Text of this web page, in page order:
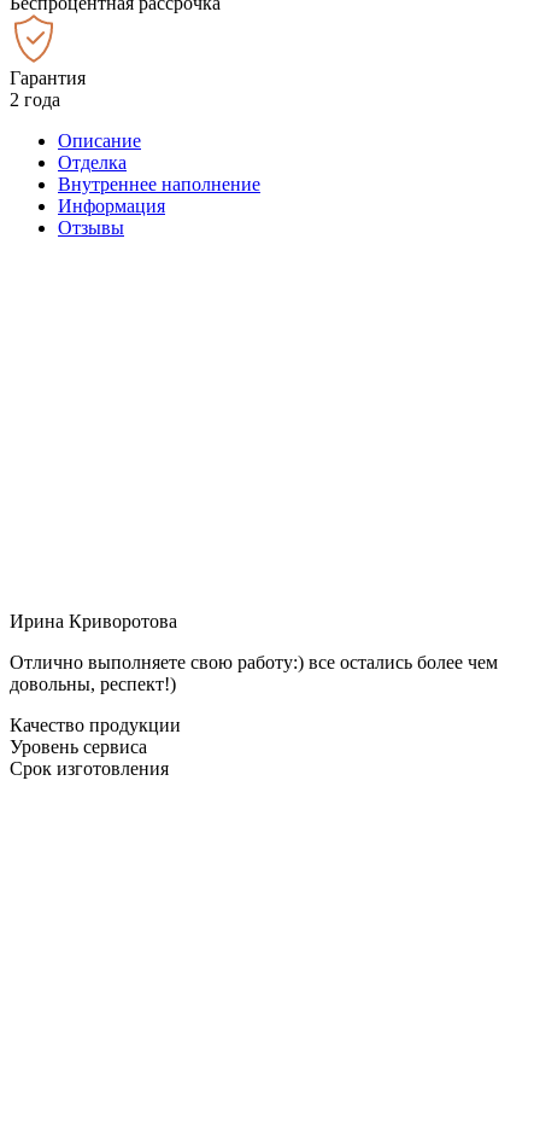
Гарантия
2 года
Описание
Отделка
Внутреннее наполнение
Информация
Отзывы
Ирина Криворотова
Отлично выполняете свою работу:) все остались более чем
довольны, респект!)
Качество продукции
Уровень сервиса
Срок изготовления